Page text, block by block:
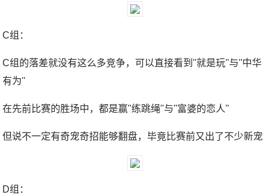
C组：
C组的落差就没有这么多竞争，可以直接看到''就是玩''与''中华
有为''
在先前比赛的胜场中，都是赢''练跳绳''与''富婆的恋人''
但说不一定有奇宠奇招能够翻盘，毕竟比赛前又出了不少新宠
D组：